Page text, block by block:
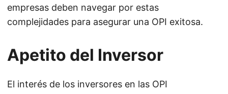
empresas deben navegar por estas
complejidades para asegurar una OPI exitosa.
Apetito del Inversor
El interés de los inversores en las OPI